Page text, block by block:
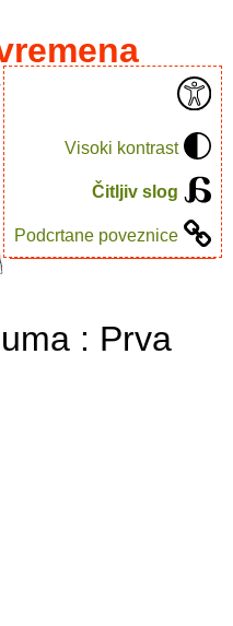
Visoki kontrast
Čitljiv slog
Podcrtane poveznice
knjiga.
: Prva